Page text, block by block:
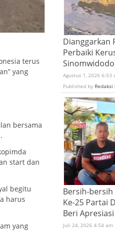
terus
yang
bersama
start dan
begitu
harus
yang
Dianggarkan
Perbaiki
Sinomwidodo
Agustus 1, 2026 6:53
Published by Redaksi
Bersih-
Ke-25 Partai
Beri Apresiasi
Juli 24, 2026 4:54 am